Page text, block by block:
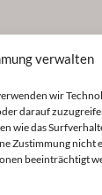
verwalten
wir
darauf
wie das
Zustimmung nicht
beeinträchtigt